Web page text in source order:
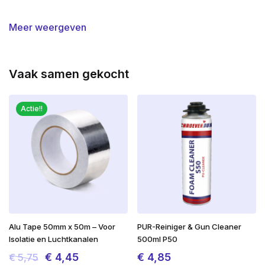
Meer weergeven
Vaak samen gekocht
Actie!!
Alu Tape 50mm x 50m – Voor
Isolatie en Luchtkanalen
€5,75 Oorspronkelijke
€ 4,45Huidige
PUR-Reiniger & Gun Cleaner
500ml P50
€ 4,85